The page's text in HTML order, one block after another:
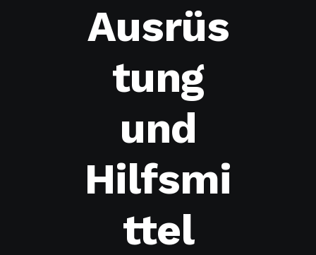
Ausrüs
tung
und
Hilfsmi
ttel